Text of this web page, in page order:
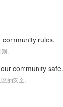
community rules.
。
community safe.
的安全。